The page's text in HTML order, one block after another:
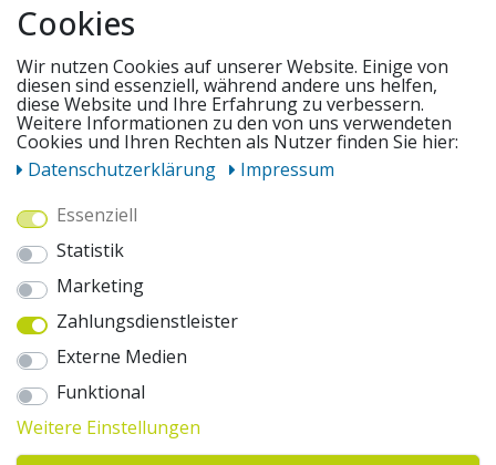
UNSERE ANGEBOTE
WIR VERSENDEN MIT
AUSZEICHNUNGEN & SICHERHEIT
© 2026 pentagonsports.de
Pentagon Sports GmbH & Co. KG
Daten­schutz­erklärung
Cookies
Wir nutzen Cookies auf unserer Website. Einige von
diesen sind essenziell, während andere uns helfen,
diese Website und Ihre Erfahrung zu verbessern.
Weitere Informationen zu den von uns verwendeten
Cookies und Ihren Rechten als Nutzer finden Sie hier:
Daten­schutz­erklärung
Impressum
Essenziell
Statistik
Marketing
Zahlungsdienstleister
Externe Medien
Funktional
Weitere Einstellungen